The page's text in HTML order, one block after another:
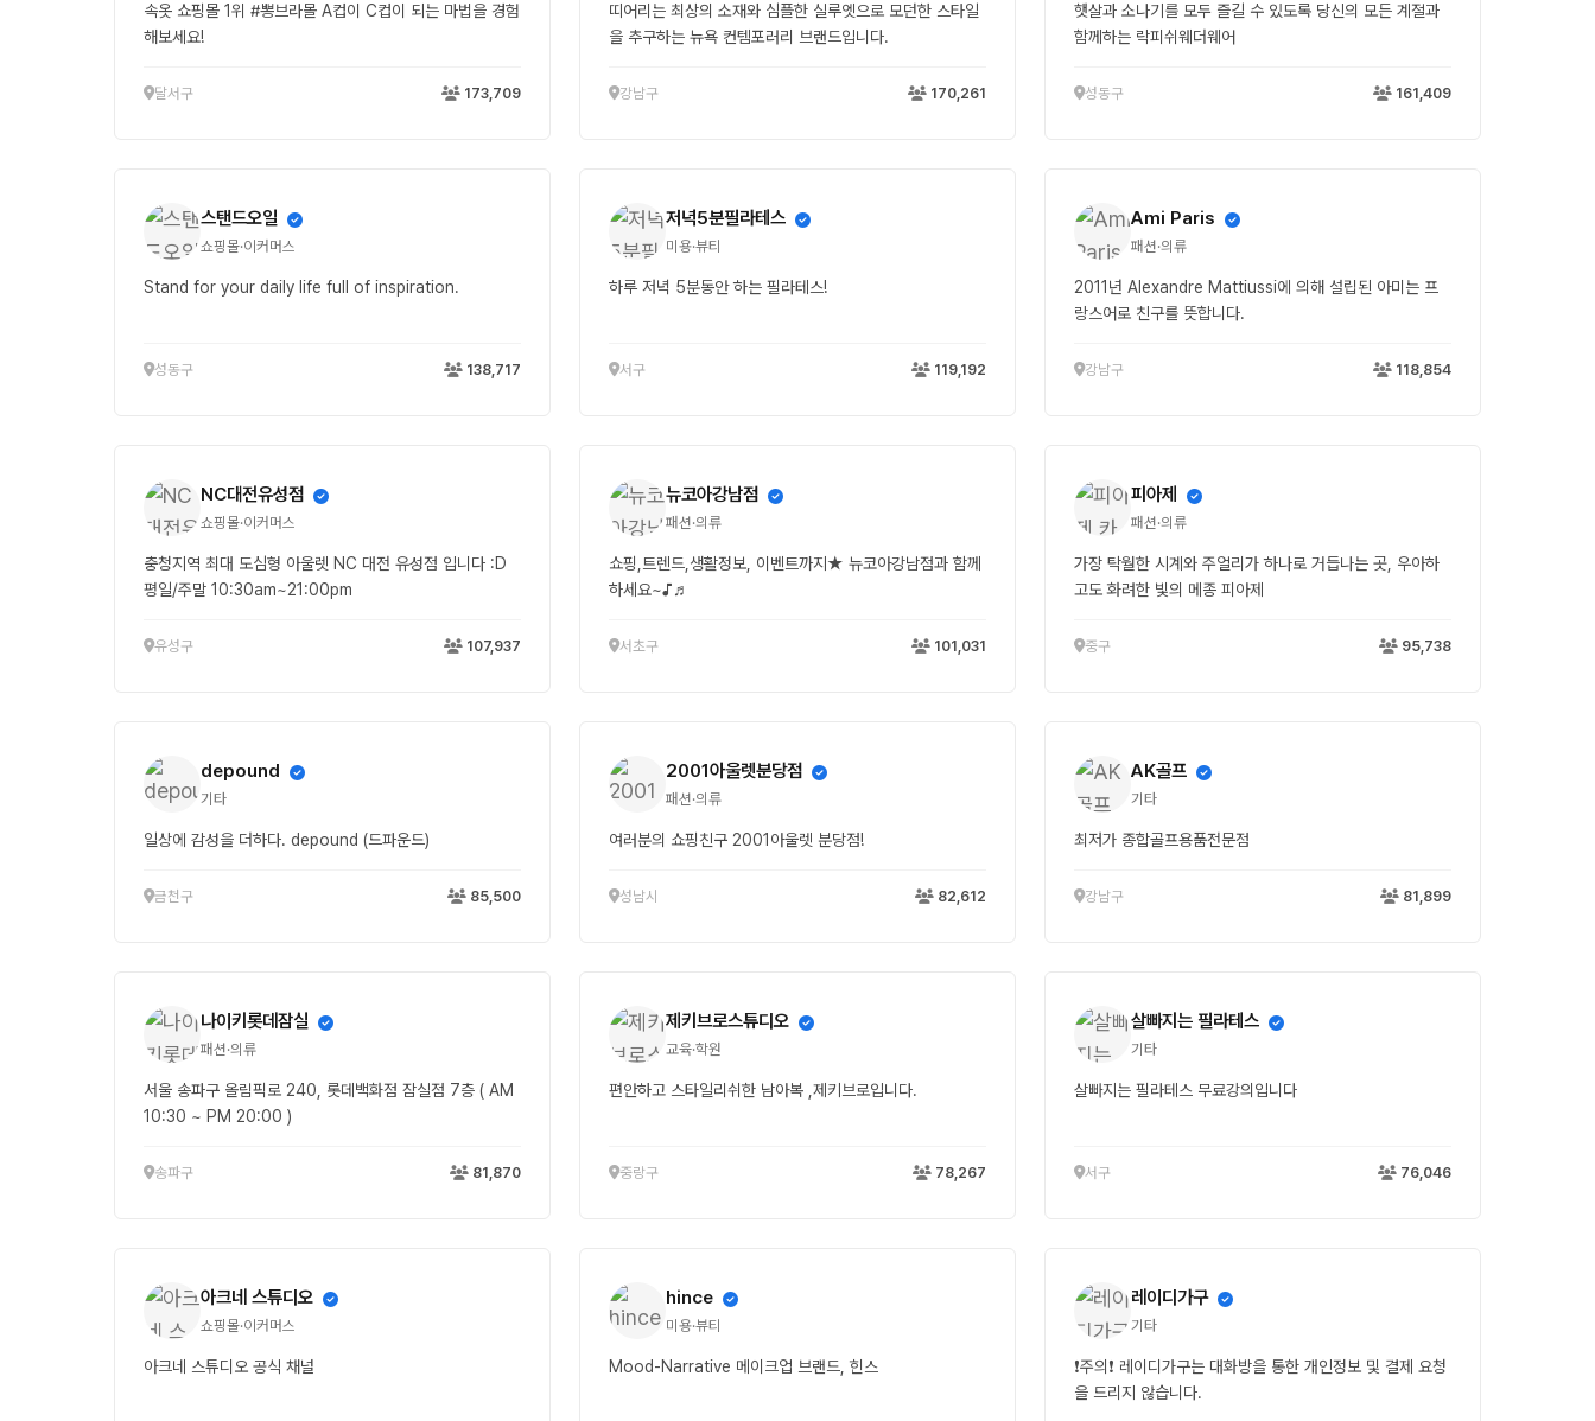
속옷 쇼핑몰 1위 #뽕브라몰 A컵이 C컵이 되는 마법을 경험
해보세요!
달서구 173,709
띠어리는 최상의 소재와 심플한 실루엣으로 모던한 스타일
을 추구하는 뉴욕 컨템포러리 브랜드입니다.
강남구 170,261
햇살과 소나기를 모두 즐길 수 있도록 당신의 모든 계절과
함께하는 락피쉬웨더웨어
성동구 161,409
스탠드오일
쇼핑몰·이커머스
Stand for your daily life full of inspiration.
성동구 138,717
저녁5분필라테스
미용·뷰티
하루 저녁 5분동안 하는 필라테스!
서구 119,192
Ami Paris
패션·의류
2011년 Alexandre Mattiussi에 의해 설립된 아미는 프
랑스어로 친구를 뜻합니다.
강남구 118,854
NC대전유성점
쇼핑몰·이커머스
충청지역 최대 도심형 아울렛 NC 대전 유성점 입니다 :D
평일/주말 10:30am~21:00pm
유성구 107,937
뉴코아강남점
패션·의류
쇼핑,트렌드,생활정보, 이벤트까지★ 뉴코아강남점과 함께
하세요~♪♬
서초구 101,031
피아제
패션·의류
가장 탁월한 시계와 주얼리가 하나로 거듭나는 곳, 우아하
고도 화려한 빛의 메종 피아제
중구 95,738
depound
기타
일상에 감성을 더하다. depound (드파운드)
금천구 85,500
2001아울렛분당점
패션·의류
여러분의 쇼핑친구 2001아울렛 분당점!
성남시 82,612
AK골프
기타
최저가 종합골프용품전문점
강남구 81,899
나이키롯데잠실
패션·의류
서울 송파구 올림픽로 240, 롯데백화점 잠실점 7층 ( AM
10:30 ~ PM 20:00 )
송파구 81,870
제키브로스튜디오
교육·학원
편안하고 스타일리쉬한 남아복 ,제키브로입니다.
중랑구 78,267
살빠지는 필라테스
기타
살빠지는 필라테스 무료강의입니다
서구 76,046
아크네 스튜디오
쇼핑몰·이커머스
아크네 스튜디오 공식 채널
hince
미용·뷰티
Mood-Narrative 메이크업 브랜드, 힌스
레이디가구
기타
❗주의❗ 레이디가구는 대화방을 통한 개인정보 및 결제 요청
을 드리지 않습니다.